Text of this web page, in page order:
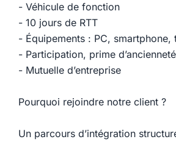
- Véhicule de fonction
- 10 jours de RTT
- Équipements : PC, smartphone,
- Participation, prime d’ancienneté
- Mutuelle d’entreprise
Pourquoi rejoindre notre client ?
Un parcours d’intégration